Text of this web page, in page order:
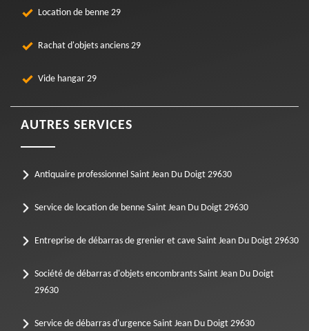
Location de benne 29
Rachat d'objets anciens 29
Vide hangar 29
AUTRES SERVICES
Antiquaire professionnel Saint Jean Du Doigt 29630
Service de location de benne Saint Jean Du Doigt 29630
Entreprise de débarras de grenier et cave Saint Jean Du Doigt 29630
Société de débarras d'objets encombrants Saint Jean Du Doigt
29630
Service de débarras d'urgence Saint Jean Du Doigt 29630